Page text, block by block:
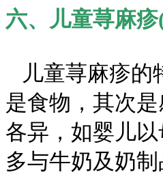
六、儿童荨麻疹
儿童荨麻疹的
是食物，其次
各异，如婴儿
多与牛奶及奶制